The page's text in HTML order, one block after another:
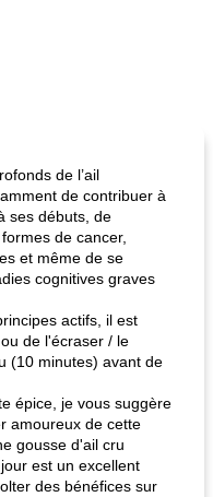
de l’ail
de contribuer à
ses débuts, de
de cancer,
et même de se
cognitives graves
actifs, il est
de l'écraser / le
(10 minutes) avant de
épice, je vous suggère
amoureux de cette
gousse d'ail cru
est un excellent
des bénéfices sur